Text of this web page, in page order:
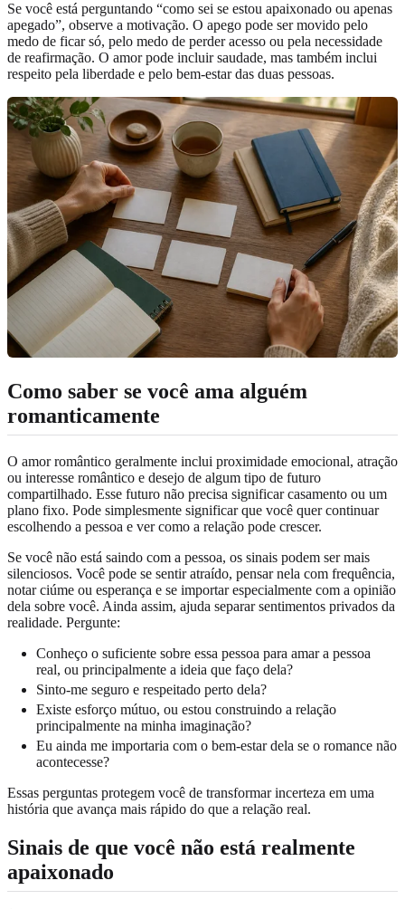
Se você está perguntando “como sei se estou apaixonado ou apenas
apegado”, observe a motivação. O apego pode ser movido pelo
medo de ficar só, pelo medo de perder acesso ou pela necessidade
de reafirmação. O amor pode incluir saudade, mas também inclui
respeito pela liberdade e pelo bem-estar das duas pessoas.
Como saber se você ama alguém
romanticamente
O amor romântico geralmente inclui proximidade emocional, atração
ou interesse romântico e desejo de algum tipo de futuro
compartilhado. Esse futuro não precisa significar casamento ou um
plano fixo. Pode simplesmente significar que você quer continuar
escolhendo a pessoa e ver como a relação pode crescer.
Se você não está saindo com a pessoa, os sinais podem ser mais
silenciosos. Você pode se sentir atraído, pensar nela com frequência,
notar ciúme ou esperança e se importar especialmente com a opinião
dela sobre você. Ainda assim, ajuda separar sentimentos privados da
realidade. Pergunte:
Conheço o suficiente sobre essa pessoa para amar a pessoa
real, ou principalmente a ideia que faço dela?
Sinto-me seguro e respeitado perto dela?
Existe esforço mútuo, ou estou construindo a relação
principalmente na minha imaginação?
Eu ainda me importaria com o bem-estar dela se o romance não
acontecesse?
Essas perguntas protegem você de transformar incerteza em uma
história que avança mais rápido do que a relação real.
Sinais de que você não está realmente
apaixonado